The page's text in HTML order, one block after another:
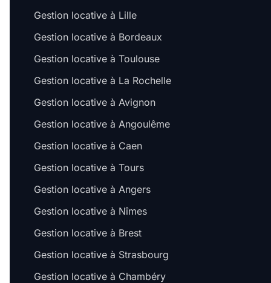
Gestion locative à Lille
Gestion locative à Bordeaux
Gestion locative à Toulouse
Gestion locative à La Rochelle
Gestion locative à Avignon
Gestion locative à Angoulême
Gestion locative à Caen
Gestion locative à Tours
Gestion locative à Angers
Gestion locative à Nîmes
Gestion locative à Brest
Gestion locative à Strasbourg
Gestion locative à Chambéry